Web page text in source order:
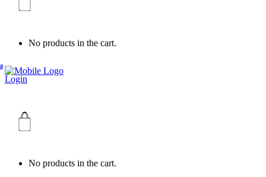
No products in the cart.
Login
No products in the cart.